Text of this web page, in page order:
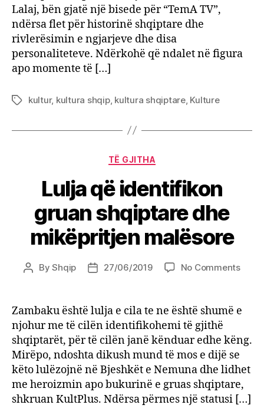
Lalaj, bën gjatë një bisede për “TemA TV”,
ndërsa flet për historinë shqiptare dhe
rivlerësimin e ngjarjeve dhe disa
personaliteteve. Ndërkohë që ndalet në figura
apo momente të […]
Tagskultur, kultura shqip, kultura shqiptare, Kulture
Categories
TË GJITHA
Lulja që identifikon
gruan shqiptare dhe
mikëpritjen malësore
PostByShqip
Post27/06/2019 No Commentson
dhe
Zambaku është lulja e cila te ne është shumë e
njohur me të cilën identifikohemi të gjithë
shqiptarët, për të cilën janë kënduar edhe këng.
Mirëpo, ndoshta dikush mund të mos e dijë se
këto lulëzojnë në Bjeshkët e Nemuna dhe lidhet
me heroizmin apo bukurinë e gruas shqiptare,
shkruan KultPlus. Ndërsa përmes një statusi […]